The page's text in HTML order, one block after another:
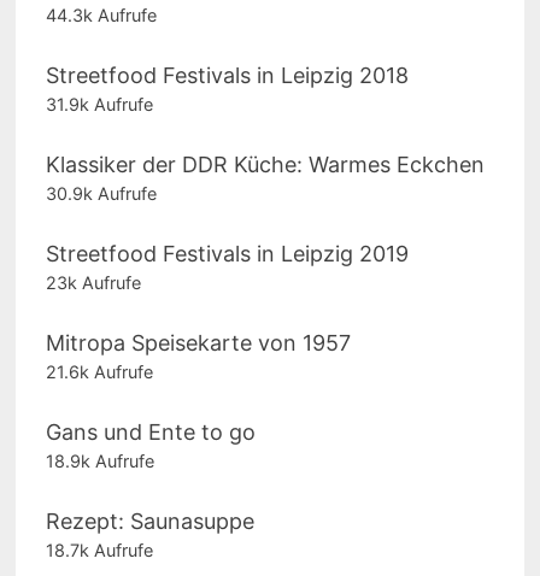
44.3k Aufrufe
Streetfood Festivals in Leipzig 2018
31.9k Aufrufe
Klassiker der DDR Küche: Warmes Eckchen
30.9k Aufrufe
Streetfood Festivals in Leipzig 2019
23k Aufrufe
Mitropa Speisekarte von 1957
21.6k Aufrufe
Gans und Ente to go
18.9k Aufrufe
Rezept: Saunasuppe
18.7k Aufrufe